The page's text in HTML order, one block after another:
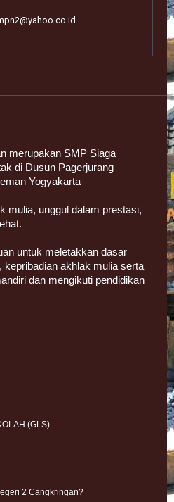
merupakan SMP Siaga
di Dusun Pagerjurang
Yogyakarta
mulia, unggul dalam prestasi,
untuk meletakkan dasar
kepribadian akhlak mulia serta
dan mengikuti pendidikan
(GLS)
2 Cangkringan?